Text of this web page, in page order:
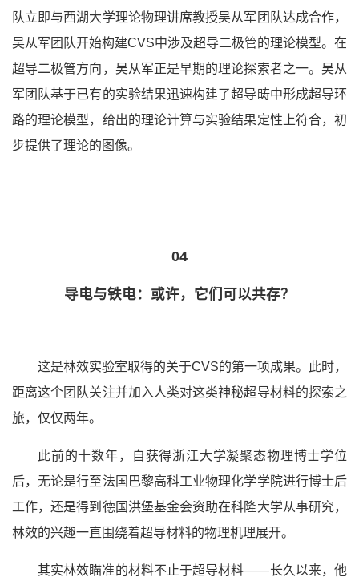
队立即与西湖大学理论物理讲席教授吴从军团队达成合作，
吴从军团队开始构建CVS中涉及超导二极管的理论模型。在
超导二极管方向，吴从军正是早期的理论探索者之一。吴从
军团队基于已有的实验结果迅速构建了超导畴中形成超导环
路的理论模型，给出的理论计算与实验结果定性上符合，初
步提供了理论的图像。
04
导电与铁电：或许，它们可以共存？
这是林效实验室取得的关于CVS的第一项成果。此时，
距离这个团队关注并加入人类对这类神秘超导材料的探索之
旅，仅仅两年。
此前的十数年，自获得浙江大学凝聚态物理博士学位
后，无论是行至法国巴黎高科工业物理化学学院进行博士后
工作，还是得到德国洪堡基金会资助在科隆大学从事研究，
林效的兴趣一直围绕着超导材料的物理机理展开。
其实林效瞄准的材料不止于超导材料——长久以来，他